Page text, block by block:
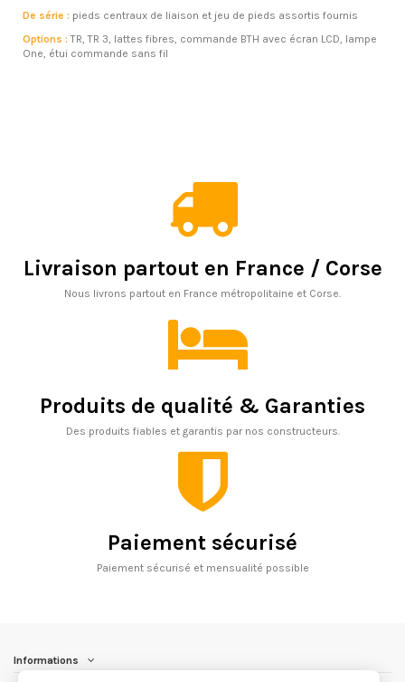
De série : pieds centraux de liaison et jeu de pieds assortis fournis
Options :TR, TR 3, lattes fibres, commande BTH avec écran LCD, lampe
One, étui commande sans fil
Livraison partout en France / Corse
Nous livrons partout en France métropolitaine et Corse.
Produits de qualité & Garanties
Des produits fiables et garantis par nos constructeurs.
Paiement sécurisé
Paiement sécurisé et mensualité possible
Informations